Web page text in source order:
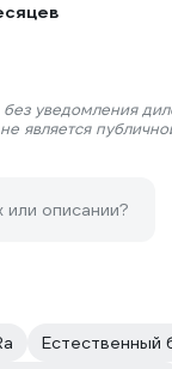
уведомления
является
описании?